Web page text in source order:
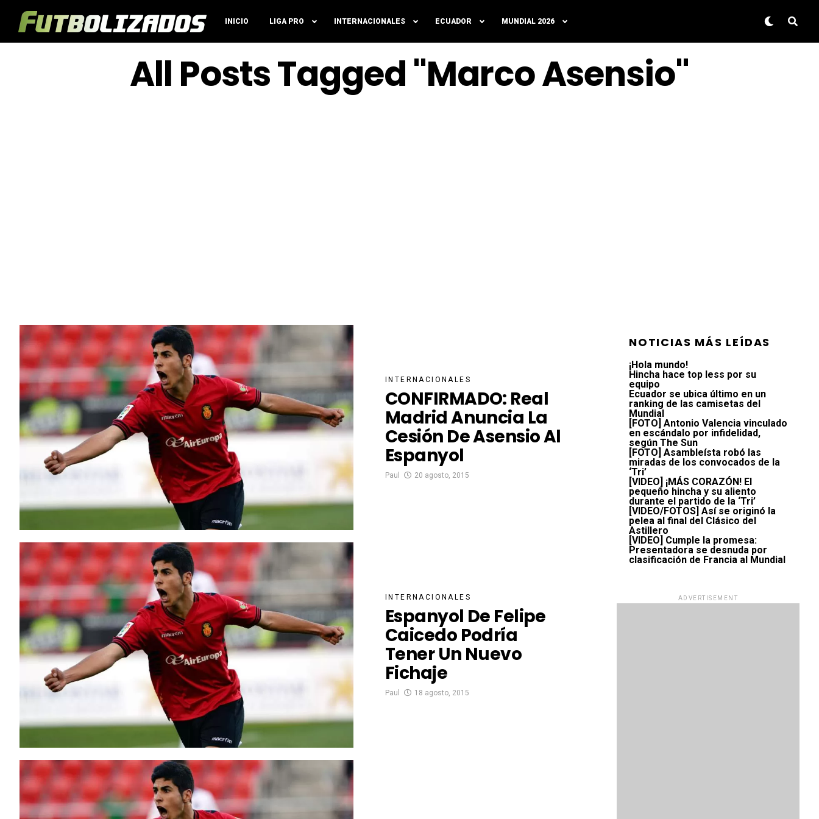
INICIO LIGA PRO INTERNACIONALES ECUADOR MUNDIAL 2026
All Posts Tagged "Marco Asensio"
INTERNACIONALES
CONFIRMADO: Real
Madrid Anuncia La
Cesión De Asensio Al
Espanyol
Paul 20 agosto, 2015
INTERNACIONALES
Espanyol De Felipe
Caicedo Podría
Tener Un Nuevo
Fichaje
Paul 18 agosto, 2015
NOTICIAS MÁS LEÍDAS
¡Hola mundo!
Hincha hace top less por su
equipo
Ecuador se ubica último en un
ranking de las camisetas del
Mundial
[FOTO] Antonio Valencia vinculado
en escándalo por infidelidad,
según The Sun
[FOTO] Asambleísta robó las
miradas de los convocados de la
‘Tri’
[VIDEO] ¡MÁS CORAZÓN! El
pequeño hincha y su aliento
durante el partido de la ‘Tri’
[VIDEO/FOTOS] Así se originó la
pelea al final del Clásico del
Astillero
[VIDEO] Cumple la promesa:
Presentadora se desnuda por
clasificación de Francia al Mundial
ADVERTISEMENT